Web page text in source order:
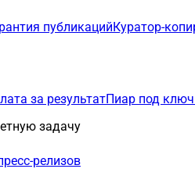
публикацийКуратор-
за результатПиар под ключ
задачу
релизов